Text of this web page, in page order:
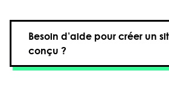
Besoin d’aide pour créer un
conçu ?